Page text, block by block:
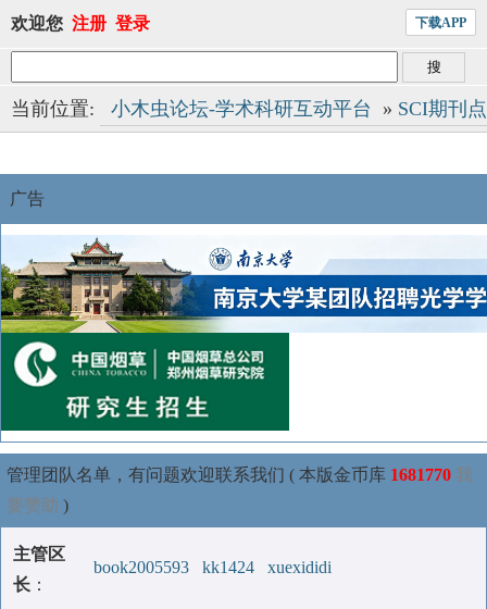
欢迎您 注册 登录 下载APP
当前位置: 小木虫论坛-学术科研互动平台 » SCI期刊
广告
管理团队名单，有问题欢迎联系我们 ( 本版金币库 1681770 我
要赞助 )
主管区
长 ：
book2005593 kk1424 xuexididi